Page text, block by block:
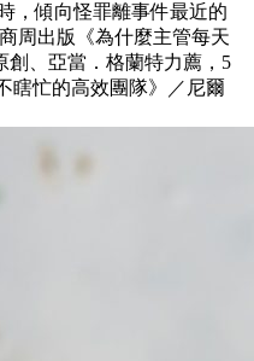
，傾向怪罪離事件最近的
周出版《為什麼主管每天
、亞當．格蘭特力薦，5
瞎忙的高效團隊》／尼爾